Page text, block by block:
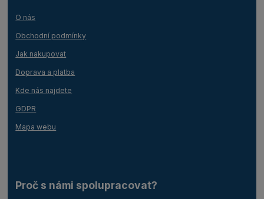
O nás
Obchodní podmínky
Jak nakupovat
Doprava a platba
Kde nás najdete
GDPR
Mapa webu
Proč s námi spolupracovat?